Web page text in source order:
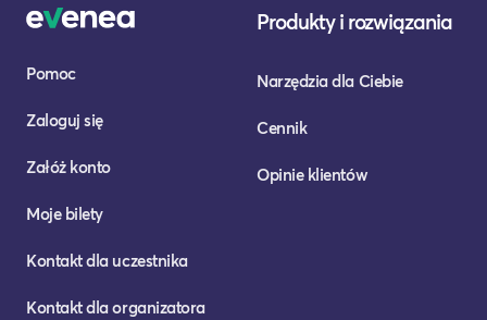
Pomoc
Zaloguj się
Załóż konto
Moje bilety
Kontakt dla uczestnika
Kontakt dla organizatora
Produkty i rozwiązania
Narzędzia dla Ciebie
Cennik
Opinie klientów